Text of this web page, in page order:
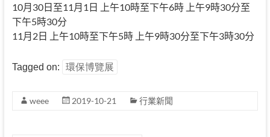
10月30日至11月1日 上午10時至下午6時 上午9時30分至
下午5時30分
11月2日 上午10時至下午5時 上午9時30分至下午3時30分
Tagged on: 環保博覽展
weee 2019-10-21 行業新聞